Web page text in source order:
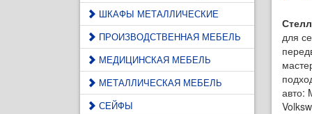
ШКАФЫ МЕТАЛЛИЧЕСКИЕ
ПРОИЗВОДСТВЕННАЯ МЕБЕЛЬ
МЕДИЦИНСКАЯ МЕБЕЛЬ
МЕТАЛЛИЧЕСКАЯ МЕБЕЛЬ
СЕЙФЫ
для
авто: